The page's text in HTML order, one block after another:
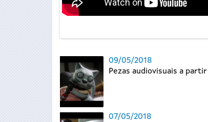
09/05/2018
Pezas audiovisuais a
07/05/2018